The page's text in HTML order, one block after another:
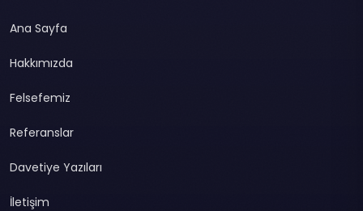
Ana Sayfa
Hakkımızda
Felsefemiz
Referanslar
Davetiye Yazıları
İletişim